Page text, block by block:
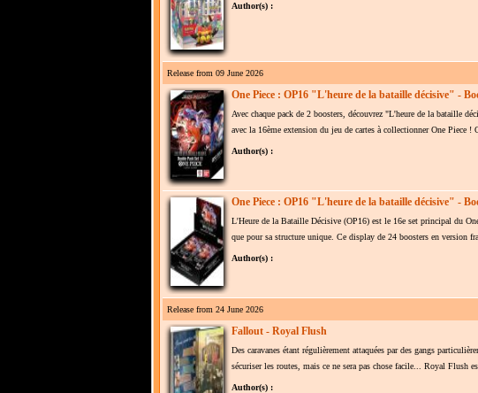
Author(s) :
Release from 09 June 2026
One Piece : OP16 "L'heure de la bataille décisive" -
Avec chaque pack de 2 boosters, découvrez "L'heure de la bataille
avec la 16ème extension du jeu de cartes à collectionner One Piece
Author(s) :
One Piece : OP16 "L'heure de la bataille décisive" -
L'Heure de la Bataille Décisive (OP16) est le 16e set principal du
que pour sa structure unique. Ce display de 24 boosters en version
Author(s) :
Release from 24 June 2026
Fallout - Royal Flush
Des caravanes étant régulièrement attaquées par des gangs
sécuriser les routes, mais ce ne sera pas chose facile... Royal Flush
Author(s) :